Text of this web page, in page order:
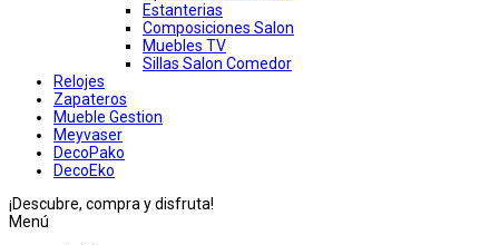
Estanterias
Composiciones Salon
Muebles TV
Sillas Salon Comedor
Relojes
Zapateros
Mueble Gestion
Meyvaser
DecoPako
DecoEko
¡Descubre, compra y disfruta!
Menú